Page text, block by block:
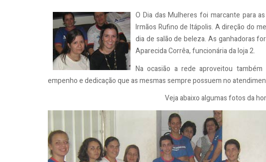
O Dia das Mulheres foi marcante para
Irmãos Rufino de Itápolis. A direção do
dia de salão de beleza. As ganhadoras
Aparecida Corrêa, funcionária da loja 2.
Na ocasião a rede aproveitou
empenho e dedicação que as mesmas sempre possuem no
Veja abaixo algumas fotos da